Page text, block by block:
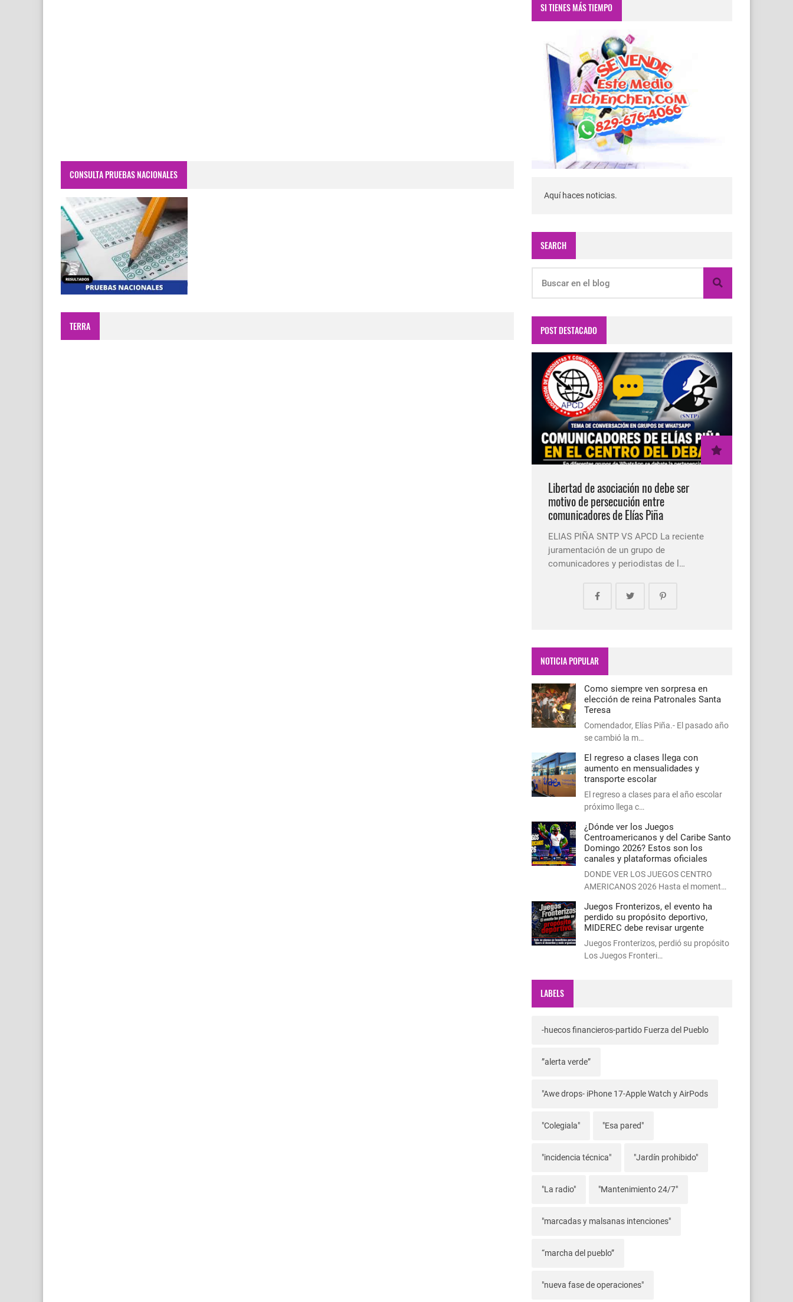
CONSULTA PRUEBAS NACIONALES
TERRA
SI TIENES MÁS TIEMPO
Aquí haces noticias.
SEARCH
POST DESTACADO
Libertad de asociación no debe ser
motivo de persecución entre
comunicadores de Elías Piña
ELIAS PIÑA SNTP VS APCD La reciente
juramentación de un grupo de
comunicadores y periodistas de l…
NOTICIA POPULAR
Como siempre ven sorpresa en
elección de reina Patronales Santa
Teresa
Comendador, Elías Piña.- El pasado año
se cambió la m…
El regreso a clases llega con
aumento en mensualidades y
transporte escolar
El regreso a clases para el año escolar
próximo llega c…
¿Dónde ver los Juegos
Centroamericanos y del Caribe Santo
Domingo 2026? Estos son los
canales y plataformas oficiales
DONDE VER LOS JUEGOS CENTRO
AMERICANOS 2026 Hasta el moment…
Juegos Fronterizos, el evento ha
perdido su propósito deportivo,
MIDEREC debe revisar urgente
Juegos Fronterizos, perdió su propósito
Los Juegos Fronteri…
LABELS
-huecos financieros-partido Fuerza del Pueblo
”alerta verde”
"Awe drops- iPhone 17-Apple Watch y AirPods
"Colegiala" "Esa pared"
"incidencia técnica" "Jardín prohibido"
"La radio" "Mantenimiento 24/7"
"marcadas y malsanas intenciones"
“marcha del pueblo”
"nueva fase de operaciones"